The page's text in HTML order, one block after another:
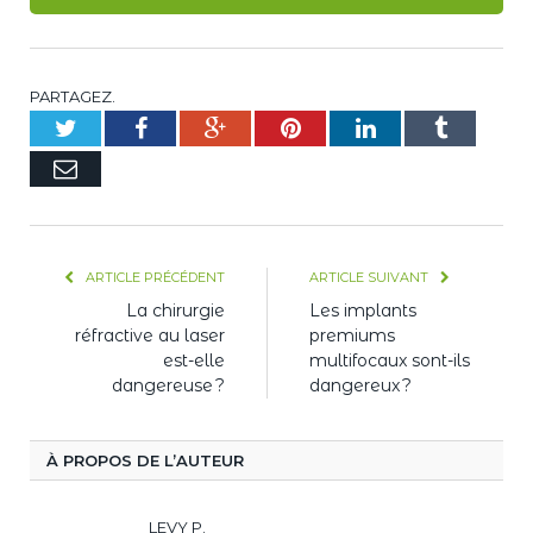
PARTAGEZ.
TwitterFacebookGoogle+PinterestLinkedInTumblr
E-
ARTICLE PRÉCÉDENT
La chirurgie
réfractive au laser
est-elle
dangereuse ?
ARTICLE SUIVANT
Les implants
premiums
multifocaux sont-ils
dangereux ?
À PROPOS DE L’AUTEUR
LEVY P.